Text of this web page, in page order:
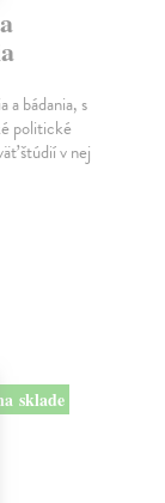
a bádania, s
politické
štúdií v nej
sklade